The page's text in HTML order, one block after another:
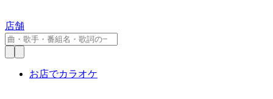
店舗
お店でカラオケ